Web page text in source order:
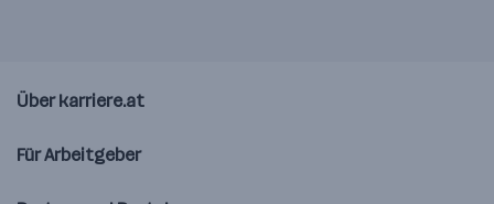
Über karriere.at
Für Arbeitgeber